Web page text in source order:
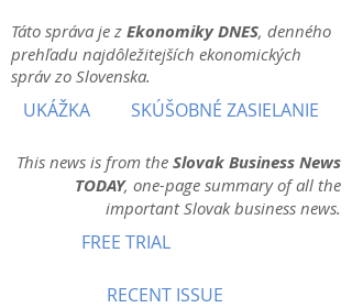
Táto správa je z Ekonomiky DNES, denného
prehľadu najdôležitejších ekonomických
správ zo Slovenska.
UKÁŽKA SKÚŠOBNÉ ZASIELANIE
This news is from the Slovak Business News
TODAY, one-page summary of all the
important Slovak business news.
FREE TRIAL
RECENT ISSUE